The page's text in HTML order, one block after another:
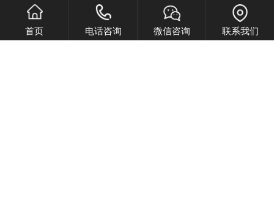
时间：2018-01-26
浅谈聚氨酯筛板的相关知识
首页 电话咨询 微信咨询 联系我们